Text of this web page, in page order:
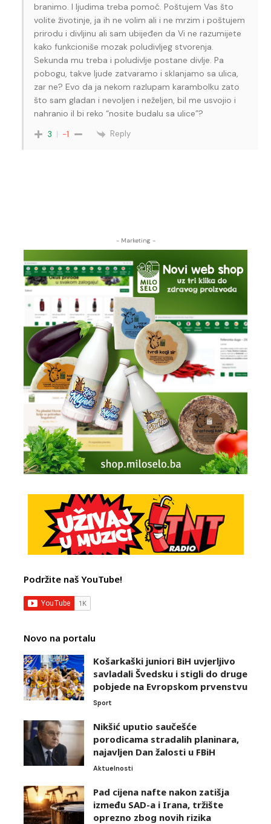
branimo. I ljudima treba pomoć. Poštujem Vas što
volite životinje, ja ih ne volim ali i ne mrzim i poštujem
prirodu i divljinu ali sam ubijeđen da Vi ne razumijete
kako funkcioniše mozak poludivljeg stvorenja.
Sekunda mu treba i poludivlje postane divlje. Pa
pobogu, takve ljude zatvaramo i sklanjamo sa ulica,
zar ne? Evo da ja nekom razlupam karambolku zato
što sam gladan i nevoljen i neželjen, bil me usvojio i
nahranio il bi reko “nosite budalu sa ulice”?
3 -1 Reply
- Marketing -
Podržite naš YouTube!
Novo na portalu
Košarkaški juniori BiH uvjerljivo
savladali Švedsku i stigli do druge
pobjede na Evropskom prvenstvu
Sport
Nikšić uputio saučešće
porodicama stradalih planinara,
najavljen Dan žalosti u FBiH
Aktuelnosti
Pad cijena nafte nakon zatišja
između SAD-a i Irana, tržište
oprezno zbog novih rizika